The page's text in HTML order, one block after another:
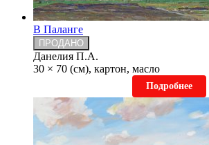
В Паланге
ПРОДАНО
Данелия П.А.
30 × 70 (см), картон, масло
Подробнее